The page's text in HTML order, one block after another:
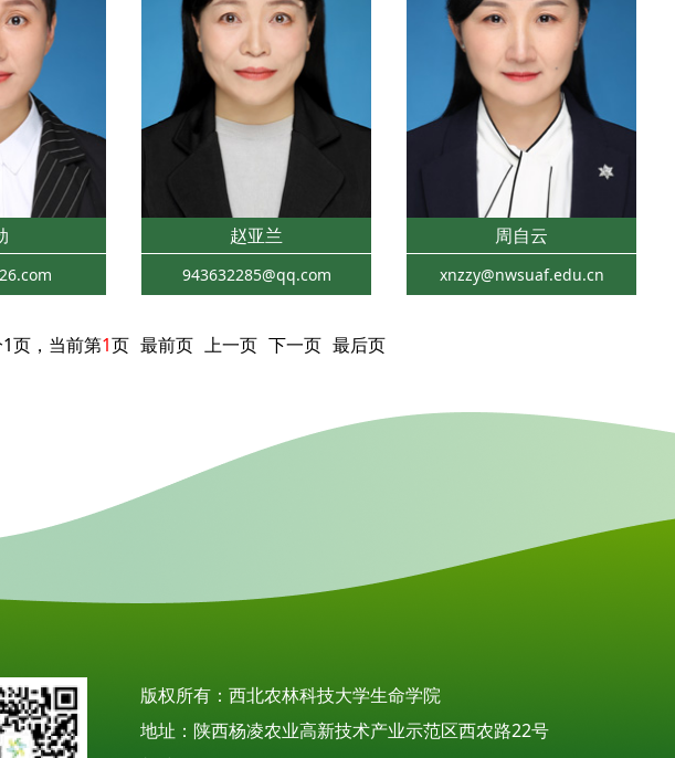
赵亚兰
943632285@qq.com
周自云
xnzzy@nwsuaf.edu.cn
页，当前第1页 最前页 上一页 下一页 最后页
版权所有：西北农林科技大学生命学院
地址：陕西杨凌农业高新技术产业示范区西农路22号